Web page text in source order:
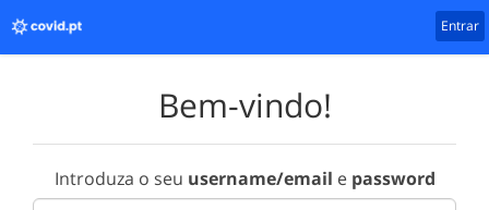
Entrar
Bem-vindo!
Introduza o seu username/email e password